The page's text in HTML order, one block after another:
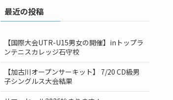
最近の投稿
【国際大会UTR-U15男女の開催】inトップラ
ンテニスカレッジ石守校
【加古川オープンサーキット】 7/20 CD級男
子シングルス大会結果